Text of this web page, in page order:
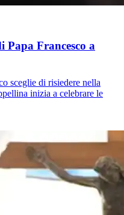
Papa Francesco a
sceglie di risiedere nella
inizia a celebrare le